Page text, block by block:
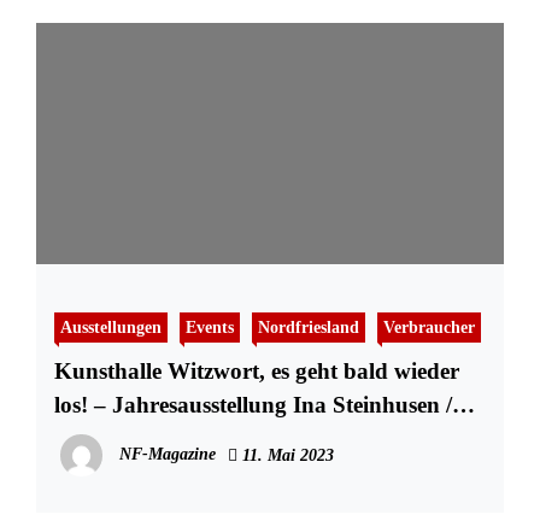
Ausstellungen Events Nordfriesland Verbraucher
Kunsthalle Witzwort, es geht bald wieder
los! – Jahresausstellung Ina Steinhusen /
Achim Schmacks
NF-Magazine 11. Mai 2023